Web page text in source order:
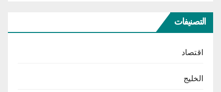
التصنيفات
اقتصاد
الخليج